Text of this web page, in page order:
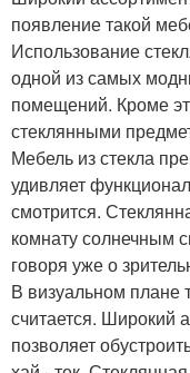
появление такой
Использование
одной из самых
помещений. Кроме
стеклянными
Мебель из стекла
удивляет
смотрится.
комнату солнечным
говоря уже о
В визуальном плане
считается. Широкий
позволяет